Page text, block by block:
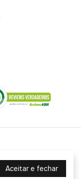
Aceitar e fechar